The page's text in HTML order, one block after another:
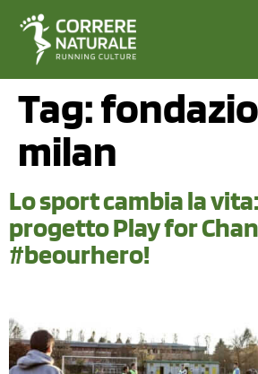
Tag:
milan
Lo sport cambia la
progetto Play for
#beourhero!